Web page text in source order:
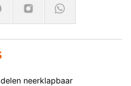
neerklapbaar